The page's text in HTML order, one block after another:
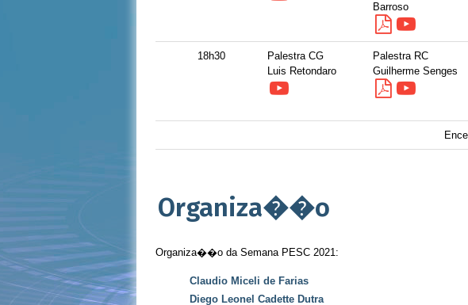
Barroso
18h30
Palestra CG
Luis Retondaro
Palestra RC
Guilherme Senges
Organiza��o
Organiza��o da Semana PESC 2021:
Claudio Miceli de Farias
Diego Leonel Cadette Dutra